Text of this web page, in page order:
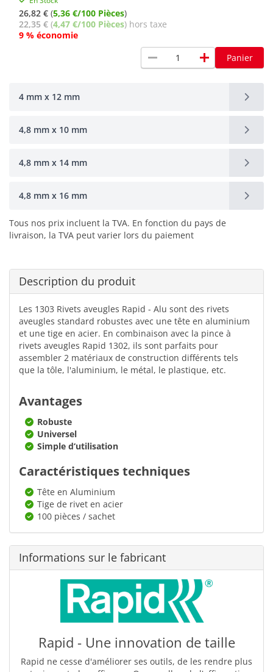
26,82 € (5,36 €/100 Pièces)
22,35 € (4,47 €/100 Pièces) hors taxe
9 % économie
remove add Panier
4 mm x 12 mm
4,8 mm x 10 mm
4,8 mm x 14 mm
4,8 mm x 16 mm
Tous nos prix incluent la TVA. En fonction du pays de
livraison, la TVA peut varier lors du paiement
Description du produit
Les 1303 Rivets aveugles Rapid - Alu sont des rivets
aveugles standard robustes avec une tête en aluminium
et une tige en acier. En combinaison avec la pince à
rivets aveugles Rapid 1302, ils sont parfaits pour
assembler 2 matériaux de construction différents tels
que la tôle, l'aluminium, le métal, le plastique, etc.
Avantages
Robuste
Universel
Simple d‘utilisation
Caractéristiques techniques
Tête en Aluminium
Tige de rivet en acier
100 pièces / sachet
Informations sur le fabricant
Rapid - Une innovation de taille
Rapid ne cesse d'améliorer ses outils, de les rendre plus